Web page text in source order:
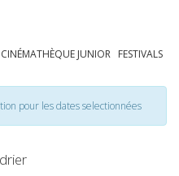
JUNIOR FESTIVALS
pour les dates selectionnées